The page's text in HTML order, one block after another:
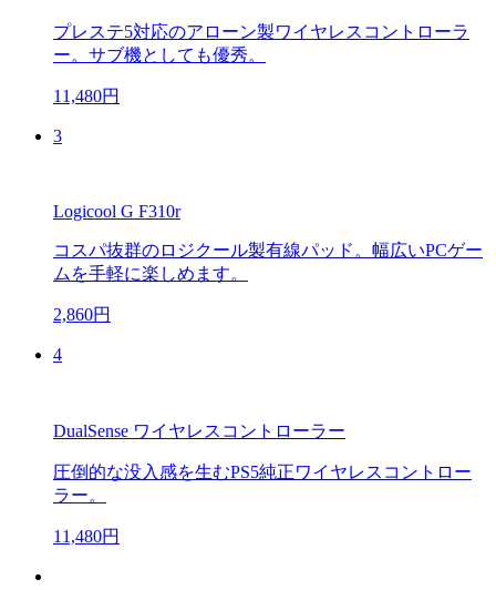
プレステ5対応のアローン製ワイヤレスコントローラ
ー。サブ機としても優秀。
11,480円
3
Logicool G F310r
コスパ抜群のロジクール製有線パッド。幅広いPCゲー
ムを手軽に楽しめます。
2,860円
4
DualSense ワイヤレスコントローラー
圧倒的な没入感を生むPS5純正ワイヤレスコントロー
ラー。
11,480円